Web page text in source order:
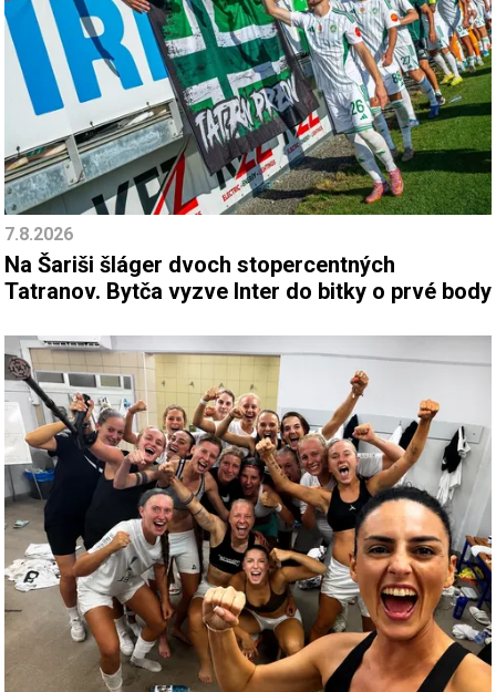
7.8.2026
Na Šariši šláger dvoch stopercentných
Tatranov. Bytča vyzve Inter do bitky o prvé body